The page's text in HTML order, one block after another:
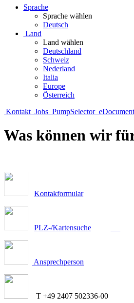
Sprache
Sprache wählen
Deutsch
Land
Land wählen
Deutschland
Schweiz
Nederland
Italia
Europe
Österreich
Kontakt Jobs PumpSelector
Was können wir
Kontakformular
PLZ-/Kartensuche
Ansprechperson
T +49 2407 502336-00